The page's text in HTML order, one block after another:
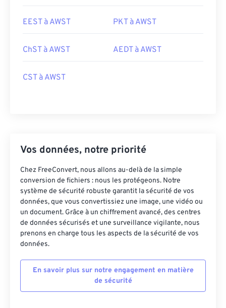
EEST à AWST PKT à AWST
ChST à AWST AEDT à AWST
CST à AWST
Vos données, notre priorité
Chez FreeConvert, nous allons au-delà de la simple
conversion de fichiers : nous les protégeons. Notre
système de sécurité robuste garantit la sécurité de vos
données, que vous convertissiez une image, une vidéo ou
un document. Grâce à un chiffrement avancé, des centres
de données sécurisés et une surveillance vigilante, nous
prenons en charge tous les aspects de la sécurité de vos
données.
En savoir plus sur notre engagement en matière
de sécurité